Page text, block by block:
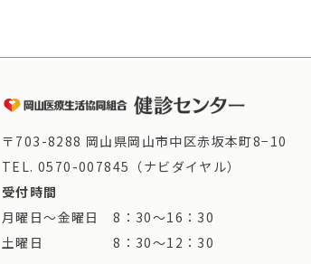
〒703-8288 岡山県岡山市中区赤坂本町8−10
TEL. 0570-007845（ナビダイヤル）
受付時間
月曜日～金曜日 8：30～16：30
土曜日 8：30～12：30